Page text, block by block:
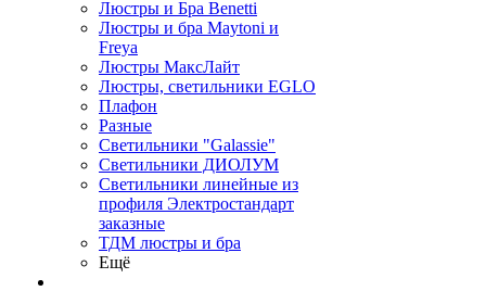
Люстры и Бра Benetti
Люстры и бра Maytoni и
Freya
Люстры МаксЛайт
Люстры, светильники EGLO
Плафон
Разные
Светильники "Galassie"
Светильники ДИОЛУМ
Светильники линейные из
профиля Электростандарт
заказные
ТДМ люстры и бра
Ещё